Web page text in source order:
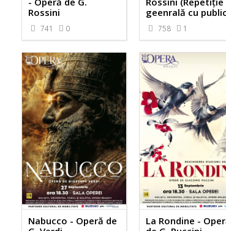
Rossini
741 0
geenrală cu
758 1
Nabucco - Operă de
La Rondine -